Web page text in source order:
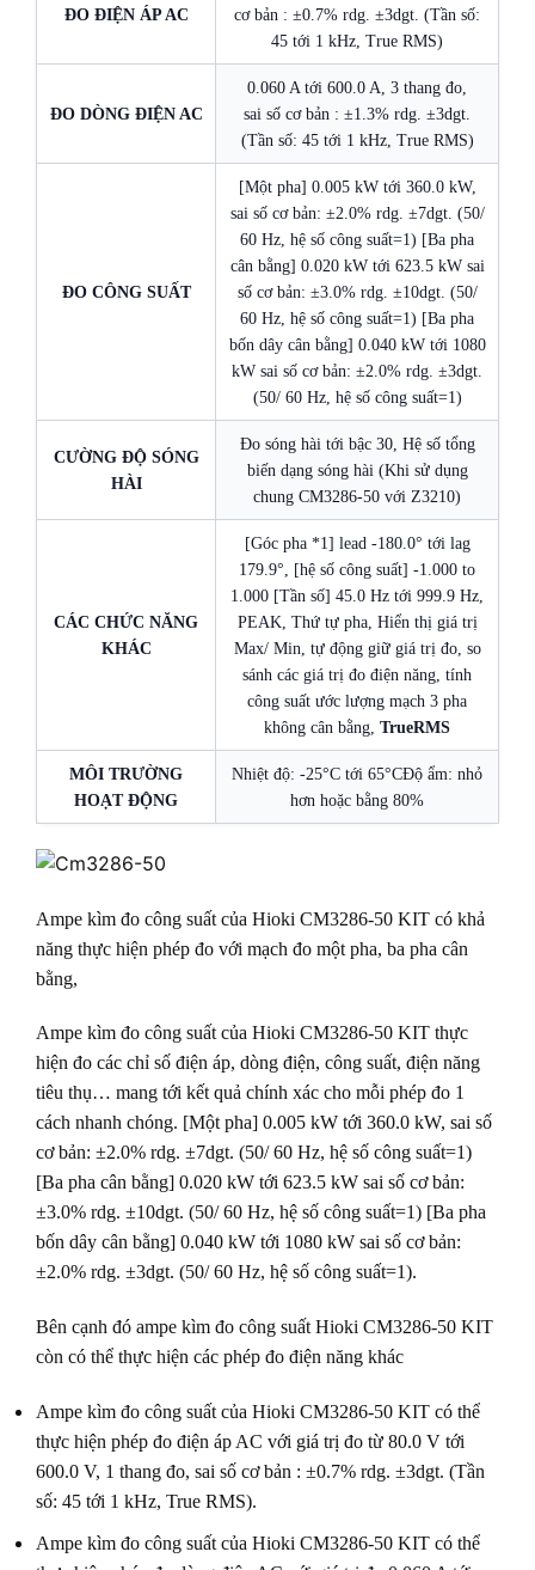
ĐO ĐIỆN ÁP AC
cơ bản : ±0.7% rdg. ±3dgt. (Tần số:
45 tới 1 kHz, True RMS)
ĐO DÒNG ĐIỆN AC
0.060 A tới 600.0 A, 3 thang đo,
sai số cơ bản : ±1.3% rdg. ±3dgt.
(Tần số: 45 tới 1 kHz, True RMS)
ĐO CÔNG SUẤT
[Một pha] 0.005 kW tới 360.0 kW,
sai số cơ bản: ±2.0% rdg. ±7dgt. (50/
60 Hz, hệ số công suất=1) [Ba pha
cân bằng] 0.020 kW tới 623.5 kW sai
số cơ bản: ±3.0% rdg. ±10dgt. (50/
60 Hz, hệ số công suất=1) [Ba pha
bốn dây cân bằng] 0.040 kW tới 1080
kW sai số cơ bản: ±2.0% rdg. ±3dgt.
(50/ 60 Hz, hệ số công suất=1)
CƯỜNG ĐỘ SÓNG
HÀI
Đo sóng hài tới bậc 30, Hệ số tổng
biến dạng sóng hài (Khi sử dụng
chung CM3286-50 với Z3210)
CÁC CHỨC NĂNG
KHÁC
[Góc pha *1] lead -180.0° tới lag
179.9°, [hệ số công suất] -1.000 to
1.000 [Tần số] 45.0 Hz tới 999.9 Hz,
PEAK, Thứ tự pha, Hiển thị giá trị
Max/ Min, tự động giữ giá trị đo, so
sánh các giá trị đo điện năng, tính
công suất ước lượng mạch 3 pha
không cân bằng, TrueRMS
MÔI TRƯỜNG
HOẠT ĐỘNG
Nhiệt độ: -25°C tới 65°CĐộ ẩm: nhỏ
hơn hoặc bằng 80%
Ampe kìm đo công suất của Hioki CM3286-50 KIT có khả
năng thực hiện phép đo với mạch đo một pha, ba pha cân
bằng,
Ampe kìm đo công suất của Hioki CM3286-50 KIT thực
hiện đo các chỉ số điện áp, dòng điện, công suất, điện năng
tiêu thụ… mang tới kết quả chính xác cho mỗi phép đo 1
cách nhanh chóng. [Một pha] 0.005 kW tới 360.0 kW, sai số
cơ bản: ±2.0% rdg. ±7dgt. (50/ 60 Hz, hệ số công suất=1)
[Ba pha cân bằng] 0.020 kW tới 623.5 kW sai số cơ bản:
±3.0% rdg. ±10dgt. (50/ 60 Hz, hệ số công suất=1) [Ba pha
bốn dây cân bằng] 0.040 kW tới 1080 kW sai số cơ bản:
±2.0% rdg. ±3dgt. (50/ 60 Hz, hệ số công suất=1).
Bên cạnh đó ampe kìm đo công suất Hioki CM3286-50 KIT
còn có thể thực hiện các phép đo điện năng khác
Ampe kìm đo công suất của Hioki CM3286-50 KIT có thể
thực hiện phép đo điện áp AC với giá trị đo từ 80.0 V tới
600.0 V, 1 thang đo, sai số cơ bản : ±0.7% rdg. ±3dgt. (Tần
số: 45 tới 1 kHz, True RMS).
Ampe kìm đo công suất của Hioki CM3286-50 KIT có thể